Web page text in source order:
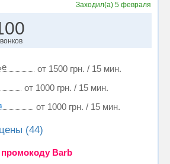
Заходил(а)5 февраля
от 1500 грн. / 15 мин.
от 1000 грн. / 15 мин.
от 1000 грн. / 15 мин.
(44)
промокоду Barb